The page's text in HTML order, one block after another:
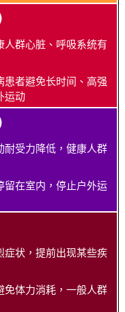
群心脏、呼吸系统有
患者避免长时间、高强
运动
耐受力降低，健康人群
留在室内，停止户外运
症状，提前出现某些疾
免体力消耗，一般人群